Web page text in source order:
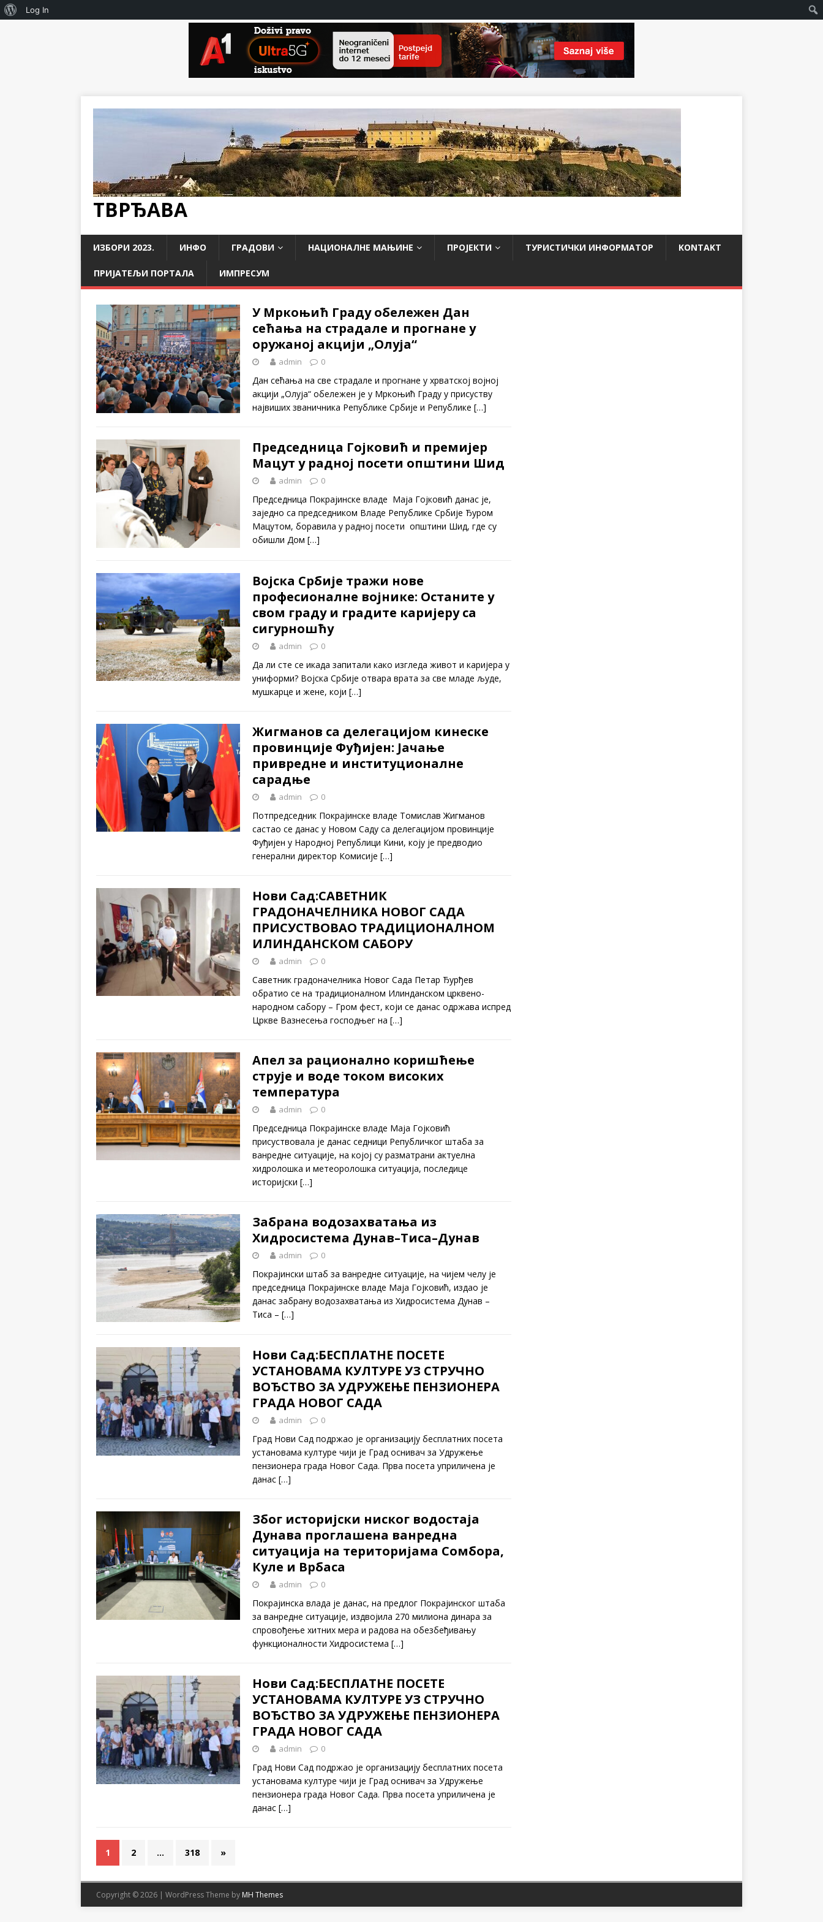
Log In
ТВРЂАВА
ИЗБОРИ 2023. ИНФО ГРАДОВИ НАЦИОНАЛНЕ МАЊИНЕ ПРОЈЕКТИ ТУРИСТИЧКИ ИНФОРМАТОР KONTAKT
ПРИЈАТЕЉИ ПОРТАЛА ИМПРЕСУМ
У Мркоњић Граду обележен Дан
сећања на страдале и прогнане у
оружаној акцији „Олуја“
admin 0
Дан сећања на све страдале и прогнане у хрватској војној
акцији „Олуја“ обележен је у Мркоњић Граду у присуству
највиших званичника Републике Србије и Републике […]
Председница Гојковић и премијер
Мацут у радној посети општини Шид
admin 0
Председница Покрајинске владе Маја Гојковић данас је,
заједно са председником Владе Републике Србије Ђуром
Мацутом, боравила у радној посети општини Шид, где су
обишли Дом […]
Војска Србије тражи нове
професионалне војнике: Останите у
свом граду и градите каријеру са
сигурношћу
admin 0
Да ли сте се икада запитали како изгледа живот и каријера у
униформи? Војска Србије отвара врата за све младе људе,
мушкарце и жене, који […]
Жигманов са делегацијом кинеске
провинције Фуђијен: Јачање
привредне и институционалне
сарадње
admin 0
Потпредседник Покрајинске владе Томислав Жигманов
састао се данас у Новом Саду са делегацијом провинције
Фуђијен у Народној Републици Кини, коју је предводио
генерални директор Комисије […]
Нови Сад:САВЕТНИК
ГРАДОНАЧЕЛНИКА НОВОГ САДА
ПРИСУСТВОВАО ТРАДИЦИОНАЛНОМ
ИЛИНДАНСКОМ САБОРУ
admin 0
Саветник градоначелника Новог Сада Петар Ђурђев
обратио се на традиционалном Илинданском црквено-
народном сабору – Гром фест, који се данас одржава испред
Цркве Вазнесења господњег на […]
Апел за рационално коришћење
струје и воде током високих
температура
admin 0
Председница Покрајинске владе Маја Гојковић
присуствовала је данас седници Републичког штаба за
ванредне ситуације, на којој су разматрани актуелна
хидролошка и метеоролошка ситуација, последице
историјски […]
Забрана водозахватања из
Хидросистема Дунав–Тиса–Дунав
admin 0
Покрајински штаб за ванредне ситуације, на чијем челу је
председница Покрајинске владе Маја Гојковић, издао је
данас забрану водозахватања из Хидросистема Дунав –
Тиса – […]
Нови Сад:БЕСПЛАТНЕ ПОСЕТЕ
УСТАНОВАМА КУЛТУРЕ УЗ СТРУЧНО
ВОЂСТВО ЗА УДРУЖЕЊЕ ПЕНЗИОНЕРА
ГРАДА НОВОГ САДА
admin 0
Град Нови Сад подржао је организацију бесплатних посета
установама културе чији је Град оснивач за Удружење
пензионера града Новог Сада. Прва посета уприличена је
данас […]
Због историјски ниског водостаја
Дунава проглашена ванредна
ситуација на територијама Сомбора,
Куле и Врбаса
admin 0
Покрајинска влада је данас, на предлог Покрајинског штаба
за ванредне ситуације, издвојила 270 милиона динара за
спровођење хитних мера и радова на обезбеђивању
функционалности Хидросистема […]
Нови Сад:БЕСПЛАТНЕ ПОСЕТЕ
УСТАНОВАМА КУЛТУРЕ УЗ СТРУЧНО
ВОЂСТВО ЗА УДРУЖЕЊЕ ПЕНЗИОНЕРА
ГРАДА НОВОГ САДА
admin 0
Град Нови Сад подржао је организацију бесплатних посета
установама културе чији је Град оснивач за Удружење
пензионера града Новог Сада. Прва посета уприличена је
данас […]
1 2 … 318 »
Copyright © 2026 | WordPress Theme by MH Themes